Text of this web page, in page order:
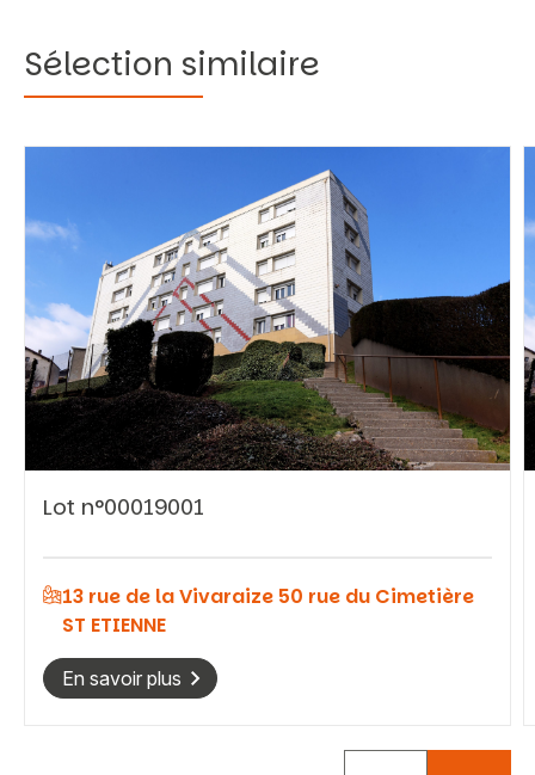
Vous recherchez&nbsp;:
Rechercher
Sélection similaire
Lot n°00019001
13 rue de la Vivaraize 50 rue du Cimetière
ST ETIENNE
En savoir plus